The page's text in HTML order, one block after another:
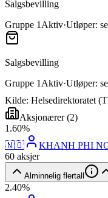
Salgsbevilling
Gruppe 1 Aktiv·Utløper:
Salgsbevilling
Gruppe 1 Aktiv·Utløper:
Kilde: Helsedirektoratet
Aksjonærer(2)
1 .60%
🇳🇴
KHANH PHI
60 aksjer
Alminnelig flertall
2.40%